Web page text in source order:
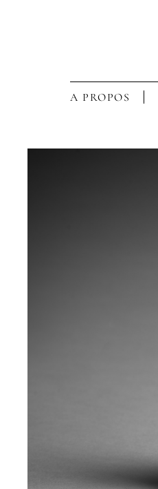
A PROPOS